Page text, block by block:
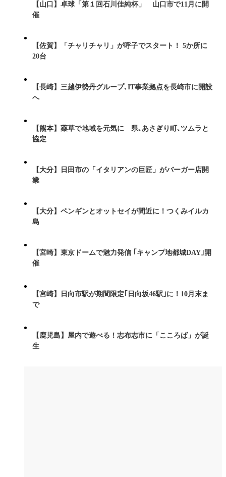
【山口】卓球「第１回石川佳純杯」 山口市で11月に開
催
【佐賀】「チャリチャリ」が呼子でスタート！ 5か所に
20台
【長崎】三越伊勢丹グループ､IT事業拠点を長崎市に開設
へ
【熊本】薬草で地域を元気に 県､あさぎり町､ツムラと
協定
【大分】日田市の「イタリアンの巨匠」がバーガー店開
業
【大分】ペンギンとオットセイが間近に！つくみイルカ
島
【宮崎】東京ドームで魅力発信 ｢キャンプ地都城DAY｣開
催
【宮崎】日向市駅が期間限定｢日向坂46駅｣に！10月末ま
で
【鹿児島】屋内で遊べる！志布志市に「こころば」が誕
生